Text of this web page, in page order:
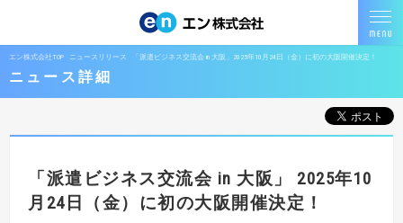
エン株式会社TOP ニュースリリース 「派遣ビジネス交流会 in 大阪」2025年10月24日（金）に初の大阪開催決定！
ニュース詳細
「派遣ビジネス交流会 in 大阪」 2025年10
月24日（金）に初の大阪開催決定！